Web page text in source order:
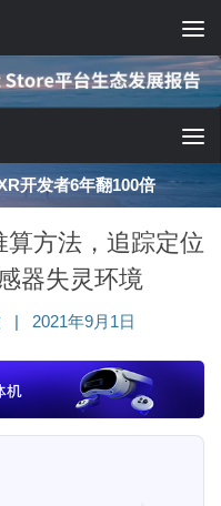
困境与严峻出路
方法，追踪定位
器失灵环境
2021年9月1日